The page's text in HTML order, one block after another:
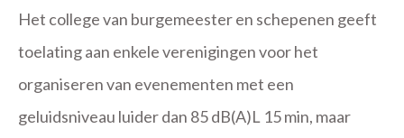
Het college van burgemeester en schepenen geeft
toelating aan enkele verenigingen voor het
organiseren van evenementen met een
geluidsniveau luider dan 85 dB(A)L 15 min, maar